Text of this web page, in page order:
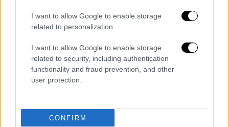
I want to allow Google to enable storage
related to personalization.
I want to allow Google to enable storage
related to security, including authentication
functionality and fraud prevention, and other
user protection.
CONFIRM
υπουργός Εργασίας κ. Χατζηδάκης που έχει
την ευθύνη για την έκδοση σχετικής
απόφασης για τον ιδιωτικό τομέα ακόμη
σκέφτεταικαι δεν έχει προχωρήσει σε
αντίστοιχη απόφαση, δίνοντας την αίσθηση
πως η κυβέρνηση σε κρίσιμα θέματα είτε
εντελώς διαφορετικές ταχύτητες.